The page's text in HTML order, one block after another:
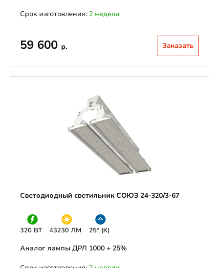
Срок изготовления: 2 недели
59 600 р. Заказать
Светодиодный светильник СОЮЗ 24-320/3-67
320 ВТ 43230 ЛМ 25° (К)
Аналог лампы ДРЛ 1000 + 25%